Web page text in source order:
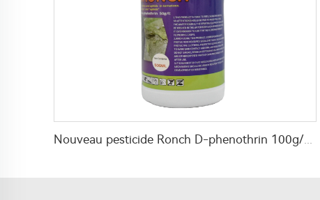
Nouveau pesticide Ronch D-phenothrin 100g/L ME pour usage sanitaire